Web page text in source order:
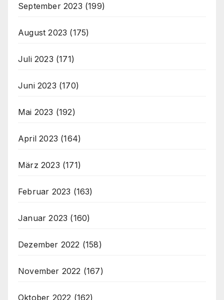
September 2023 (199)
August 2023 (175)
Juli 2023 (171)
Juni 2023 (170)
Mai 2023 (192)
April 2023 (164)
März 2023 (171)
Februar 2023 (163)
Januar 2023 (160)
Dezember 2022 (158)
November 2022 (167)
Oktober 2022 (162)